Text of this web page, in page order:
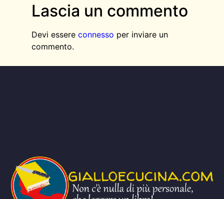
Lascia un commento
Devi essere connesso per inviare un
commento.